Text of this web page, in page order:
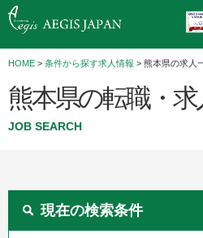
HOME > 条件から探す求人情報 > 熊本県の求人
熊本県の転職・
JOB SEARCH
現在の検索条件